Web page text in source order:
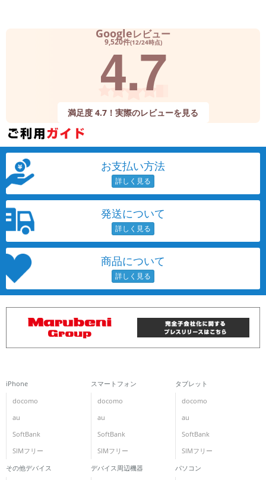
Googleレビュー
9,520件(12/24時点)
4.7
満足度 4.7！実際のレビューを見る
お支払い方法
発送について
商品について
iPhone
docomo
au
SoftBank
SIMフリー
スマートフォン
docomo
au
SoftBank
SIMフリー
タブレット
docomo
au
SoftBank
SIMフリー
その他デバイス デバイス周辺機器 パソコン